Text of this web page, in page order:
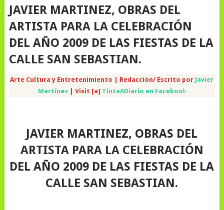
JAVIER MARTINEZ, OBRAS DEL
ARTISTA PARA LA CELEBRACIÓN
DEL AÑO 2009 DE LAS FIESTAS DE LA
CALLE SAN SEBASTIAN.
Arte Cultura y Entretenimiento | Redacción/ Escrito por Javier
Martínez | Visit [a] TintaADiario en Faceboo k
JAVIER MARTINEZ, OBRAS DEL
ARTISTA PARA LA CELEBRACIÓN
DEL AÑO 2009 DE LAS FIESTAS DE LA
CALLE SAN SEBASTIAN.